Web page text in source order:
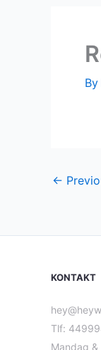
By
←
KONTAKT
Tlf:
Mandag